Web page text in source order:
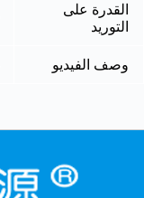
القدرة على
التوريد
وصف الفيديو